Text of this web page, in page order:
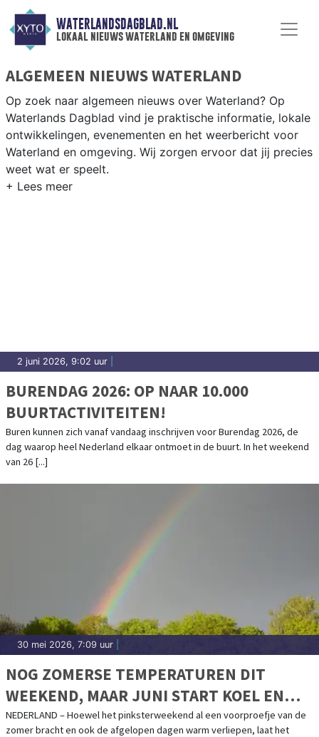
WATERLANDSDAGBLAD.NL
lokaal nieuws waterland en omgeving
ALGEMEEN NIEUWS WATERLAND
Op zoek naar algemeen nieuws over Waterland? Op
Waterlands Dagblad vind je praktische informatie, lokale
ontwikkelingen, evenementen en het weerbericht voor
Waterland en omgeving. Wij zorgen ervoor dat jij precies
weet wat er speelt.
2 juni 2026, 9:02 uur
BURENDAG 2026: OP NAAR 10.000
BUURTACTIVITEITEN!
Buren kunnen zich vanaf vandaag inschrijven voor Burendag 2026, de
dag waarop heel Nederland elkaar ontmoet in de buurt. In het weekend
van 26 [...]
30 mei 2026, 7:09 uur
NOG ZOMERSE TEMPERATUREN DIT
WEEKEND, MAAR JUNI START KOEL EN
WISSELVALLIG
NEDERLAND – Hoewel het pinksterweekend al een voorproefje van de
zomer bracht en ook de afgelopen dagen warm verliepen, laat het